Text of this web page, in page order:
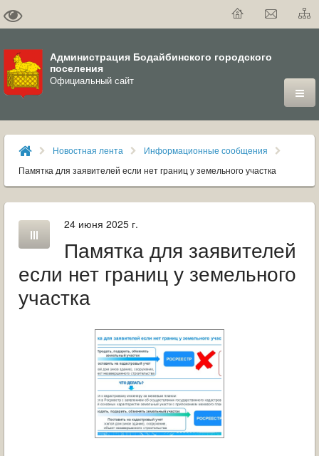
Администрация Бодайбинского городского
поселения
Официальный сайт
ГОРОД
ДУМА
ВЛАСТЬ
ДОКУМЕНТЫ
ОФИЦИАЛЬНЫЙ ВЕСТНИК БОДАЙБО
МУНИЦИПАЛЬНЫЕ УСЛУГИ
ОБРАЩЕНИЯ ГРАЖДАН
ГРАДОСТРОИТЕЛЬНАЯ ДЕЯТЕЛЬНОСТЬ
ИНФОРМИРОВАНИЕ НАСЕЛЕНИЯ
ДЕЯТЕЛЬНОСТЬ ПРОКУРАТУРЫ
Новостная лента
Информационные сообщения
Памятка для заявителей если нет границ у земельного участка
24 июня 2025 г.
Памятка для заявителей
если нет границ у земельного
участка